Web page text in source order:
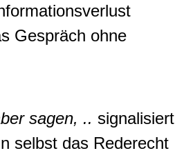
Gespräch ohne
sagen, .. signalisiert
selbst das Rederecht